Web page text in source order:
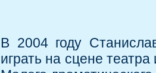
В 2004 году
играть на сцене